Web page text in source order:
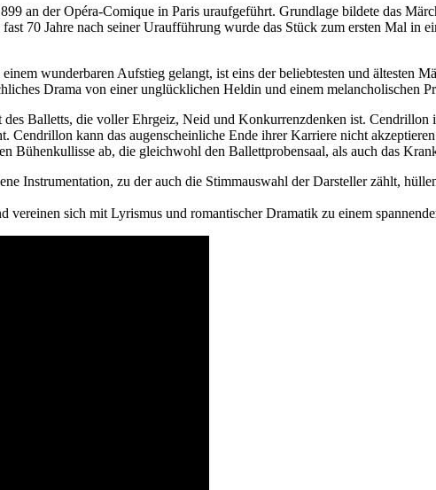
an der Opéra-Comique in Paris uraufgeführt. Grundlage bildete das
70 Jahre nach seiner Uraufführung wurde das Stück zum ersten Mal in
wunderbaren Aufstieg gelangt, ist eins der beliebtesten und ältesten
Drama von einer unglücklichen Heldin und einem melancholischen
Balletts, die voller Ehrgeiz, Neid und Konkurrenzdenken ist.
Cendrillon kann das augenscheinliche Ende ihrer Karriere nicht
Bühenkullisse ab, die gleichwohl den Ballettprobensaal, als auch das
Instrumentation, zu der auch die Stimmauswahl der Darsteller zählt,
sich mit Lyrismus und romantischer Dramatik zu einem